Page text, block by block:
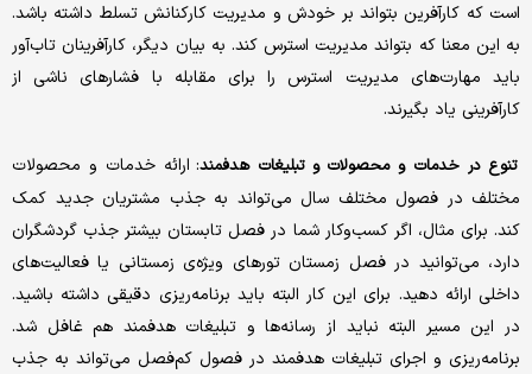
است که کارآفرین بتواند بر خودش و مدیریت کارکنانش تسلط داشته باشد.
به این معنا که بتواند مدیریت استرس کند. به بیان دیگر، کارآفرینان تاب‌آور
باید مهارت‌های مدیریت استرس را برای مقابله با فشارهای ناشی از
کارآفرینی یاد بگیرند.
تنوع در خدمات و محصولات و تبلیغات هدفمند: ارائه خدمات و محصولات
مختلف در فصول مختلف سال می‌تواند به جذب مشتریان جدید کمک
کند. برای مثال، اگر کسب‌وکار شما در فصل تابستان بیشتر جذب گردشگران
دارد، می‌توانید در فصل زمستان تورهای ویژه‌ی زمستانی یا فعالیت‌های
داخلی ارائه دهید. برای این کار البته باید برنامه‌ریزی دقیقی داشته باشید.
در این مسیر البته نباید از رسانه‌ها و تبلیغات هدفمند هم غافل شد.
برنامه‌ریزی و اجرای تبلیغات هدفمند در فصول کم‌فصل می‌تواند به جذب